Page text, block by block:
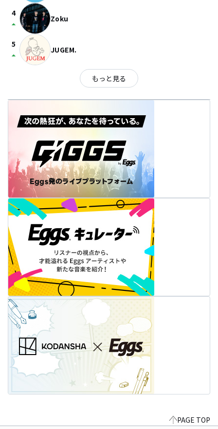
4
arrow_drop_up Zoku
5
arrow_drop_up JUGEM.
もっと見る
PAGE TOP